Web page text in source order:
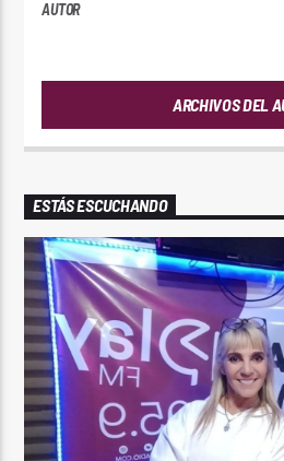
AUTOR
ARCHIVOS DEL
ESTÁS ESCUCHANDO